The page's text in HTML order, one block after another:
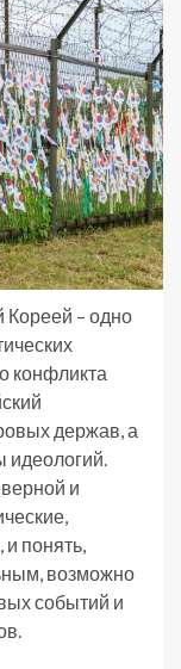
– одно
конфликта
держав, а
идеологий.
и
и понять,
возможно
событий и